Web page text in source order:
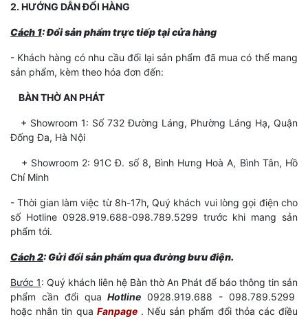
2. HƯỚNG DẪN ĐỔI HÀNG
Cách 1: Đổi sản phẩm trực tiếp tại cửa hàng
- Khách hàng có nhu cầu đổi lại sản phẩm đã mua có thể mang
sản phẩm, kèm theo hóa đơn đến:
BÀN THỜ AN PHÁT
+ Showroom 1: Số 732 Đường Láng, Phường Láng Hạ, Quận
Đống Đa, Hà Nội
+ Showroom 2: 91C Đ. số 8, Bình Hưng Hoà A, Bình Tân, Hồ
Chí Minh
- Thời gian làm việc từ 8h-17h, Quý khách vui lòng gọi điện cho
số Hotline 0928.919.688-098.789.5299 trước khi mang sản
phẩm tới.
Cách 2: Gửi đổi sản phẩm qua đường bưu điện.
Bước 1: Quý khách liên hệ Bàn thờ An Phát để báo thông tin sản
phẩm cần đổi quaHotline 0928.919.688 - 098.789.5299
hoặc nhắn tin qua Fanpage. Nếu sản phẩm đổi thỏa các điều